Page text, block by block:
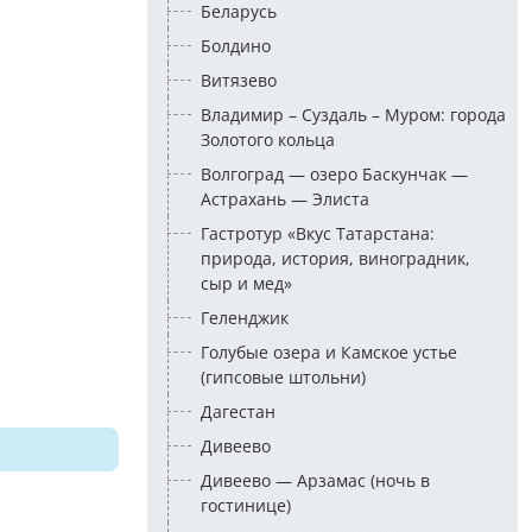
Беларусь
Болдино
Витязево
Владимир – Суздаль – Муром: города
Золотого кольца
Волгоград — озеро Баскунчак —
Астрахань — Элиста
Гастротур «Вкус Татарстана:
природа, история, виноградник,
сыр и мед»
Геленджик
Голубые озера и Камское устье
(гипсовые штольни)
Дагестан
Дивеево
Дивеево — Арзамас (ночь в
гостинице)